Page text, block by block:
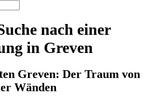
nach einer
in Greven
Greven: Der Traum von
Wänden